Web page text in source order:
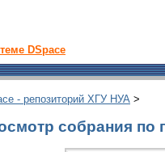
DSpace
- репозиторий ХГУ НУА >
собрания по